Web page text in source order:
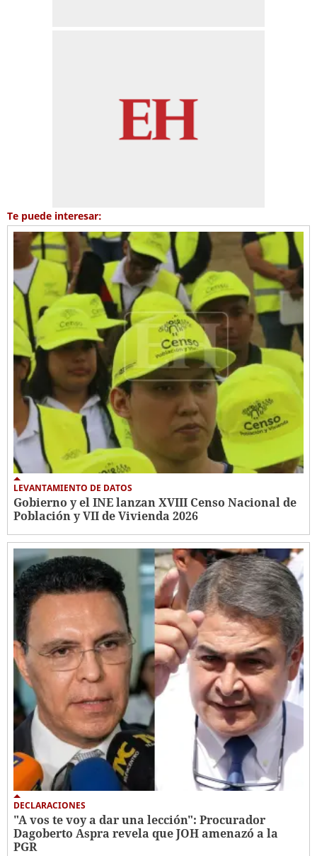
Te puede interesar:
LEVANTAMIENTO DE DATOS
Gobierno y el INE lanzan XVIII Censo Nacional de
Población y VII de Vivienda 2026
DECLARACIONES
"A vos te voy a dar una lección": Procurador
Dagoberto Aspra revela que JOH amenazó a la
PGR